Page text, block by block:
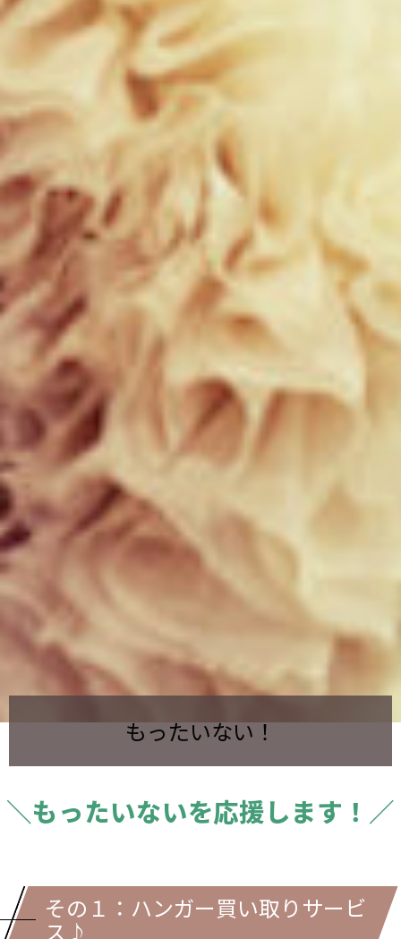
もったいない！
＼もったいないを応援します！／
その１：ハンガー買い取りサービ
ス♪